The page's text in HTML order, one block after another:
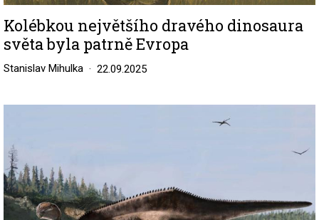
Kolébkou největšího dravého dinosaura
světa byla patrně Evropa
Stanislav Mihulka 22.09.2025